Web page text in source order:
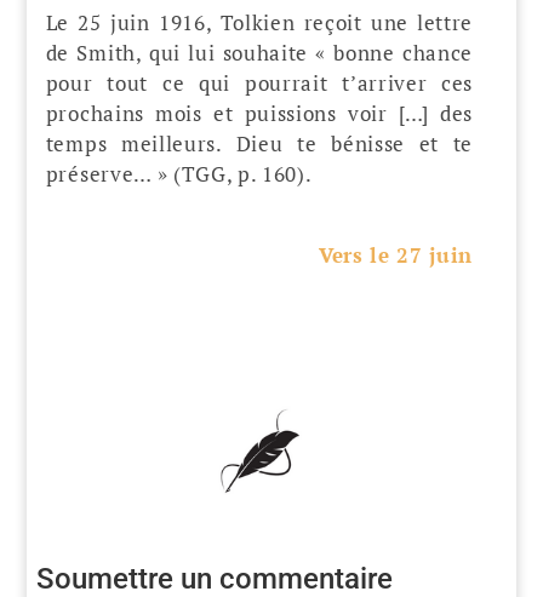
Le 25 juin 1916, Tolkien reçoit une lettre
de Smith, qui lui souhaite « bonne chance
pour tout ce qui pourrait t’arriver ces
prochains mois et puissions voir […] des
temps meilleurs. Dieu te bénisse et te
préserve… » (TGG, p. 160).
Vers le 27 juin
Soumettre un commentaire